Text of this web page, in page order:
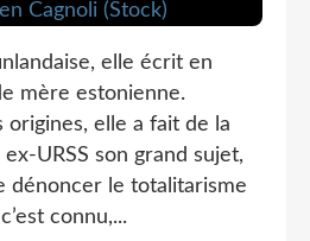
elle écrit en
mère estonienne.
origines, elle a fait de la
URSS son grand sujet,
dénoncer le totalitarisme
connu,...